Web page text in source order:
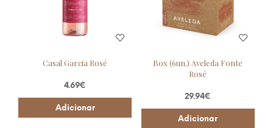
Casal Garcia Rosé
4.69€
Adicionar
Box (6un.) Aveleda Fonte
Rosé
29.94€
Adicionar